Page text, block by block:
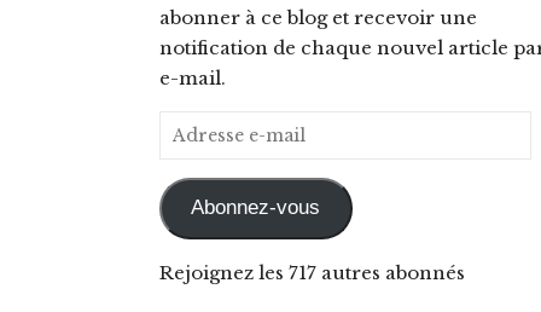
abonner à ce blog et recevoir une
notification de chaque nouvel article
e-mail.
Adresse e-mail
Abonnez-vous
Rejoignez les 717 autres abonnés